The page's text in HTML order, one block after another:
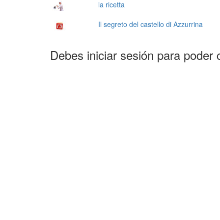
la ricetta
Il segreto del castello di Azzurrina
Debes iniciar sesión para poder